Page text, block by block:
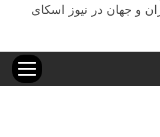
و جهان در نیوز اسکای